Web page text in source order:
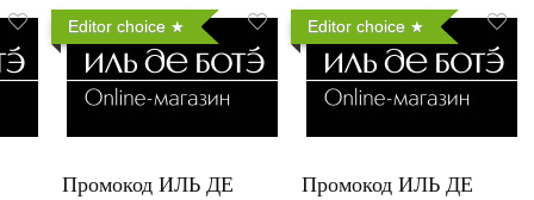
Editor choice
Промокод ИЛЬ ДЕ
Editor choice
Промокод ИЛЬ ДЕ